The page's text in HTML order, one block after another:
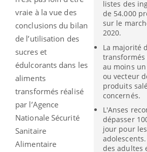
listes des
de 54.000
sur le
2020.
La majorité
au moins
ou vecteur
produits
concernés.
L'Anses
dépasser
jour pour
des adultes
vraie à la vue des
conclusions du bilan
de l’utilisation des
sucres et
édulcorants dans les
aliments
transformés réalisé
par l’Agence
Nationale Sécurité
Sanitaire
Alimentaire